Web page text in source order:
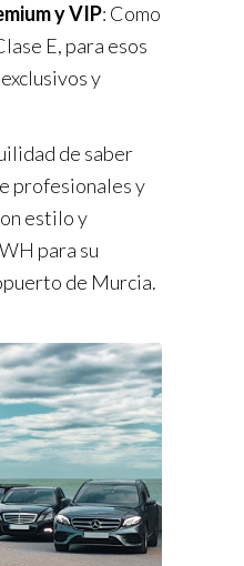
y VIP: Como
E, para esos
y
de saber
profesionales y
estilo y
para su
de Murcia.